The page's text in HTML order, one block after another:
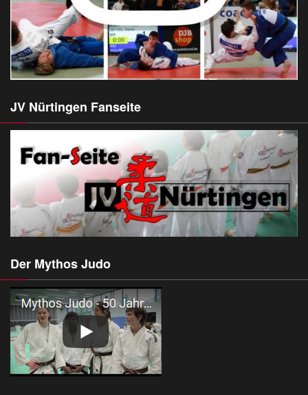
JV Nürtingen Fanseite
Der Mythos Judo